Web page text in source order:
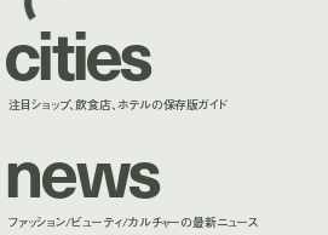
cities
注目ショップ、飲食店、ホテルの保存版ガイド
news
ファッション/ビューティ/カルチャーの最新ニュース